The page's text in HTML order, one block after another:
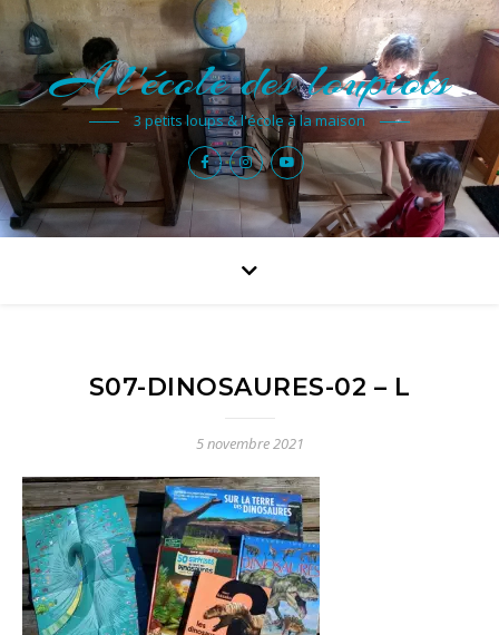
A l'école des loupiots
3 petits loups & l'école à la maison
S07-DINOSAURES-02 – L
5 novembre 2021